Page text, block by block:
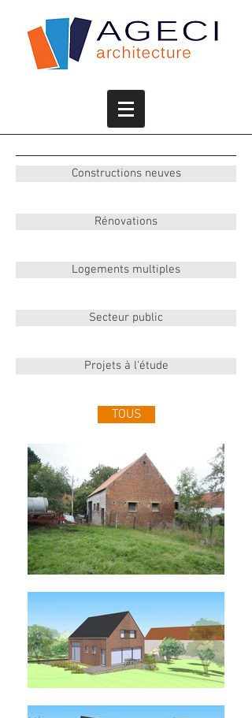
Constructions neuves
Rénovations
Logements multiples
Secteur public
Projets à l'étude
TOUS